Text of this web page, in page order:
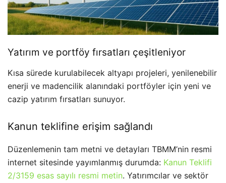
Yatırım ve portföy fırsatları çeşitleniyor
Kısa sürede kurulabilecek altyapı projeleri, yenilenebilir
enerji ve madencilik alanındaki portföyler için yeni ve
cazip yatırım fırsatları sunuyor.
Kanun teklifine erişim sağlandı
Düzenlemenin tam metni ve detayları TBMM’nin resmi
internet sitesinde yayımlanmış durumda: Kanun Teklifi
2/3159 esas sayılı resmi metin. Yatırımcılar ve sektör